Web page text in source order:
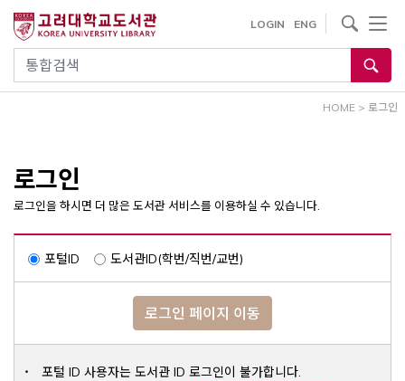
건
통합검색
LOGIN ENG
사이트내 검색
HOME > 로그인
로그인
로그인을 하시면 더 많은 도서관 서비스를 이용하실 수 있습니다.
포털ID 도서관ID(학번/직번/교번)
로그인 페이지 이동
포털 ID 사용자는 도서관 ID 로그인이 불가합니다.